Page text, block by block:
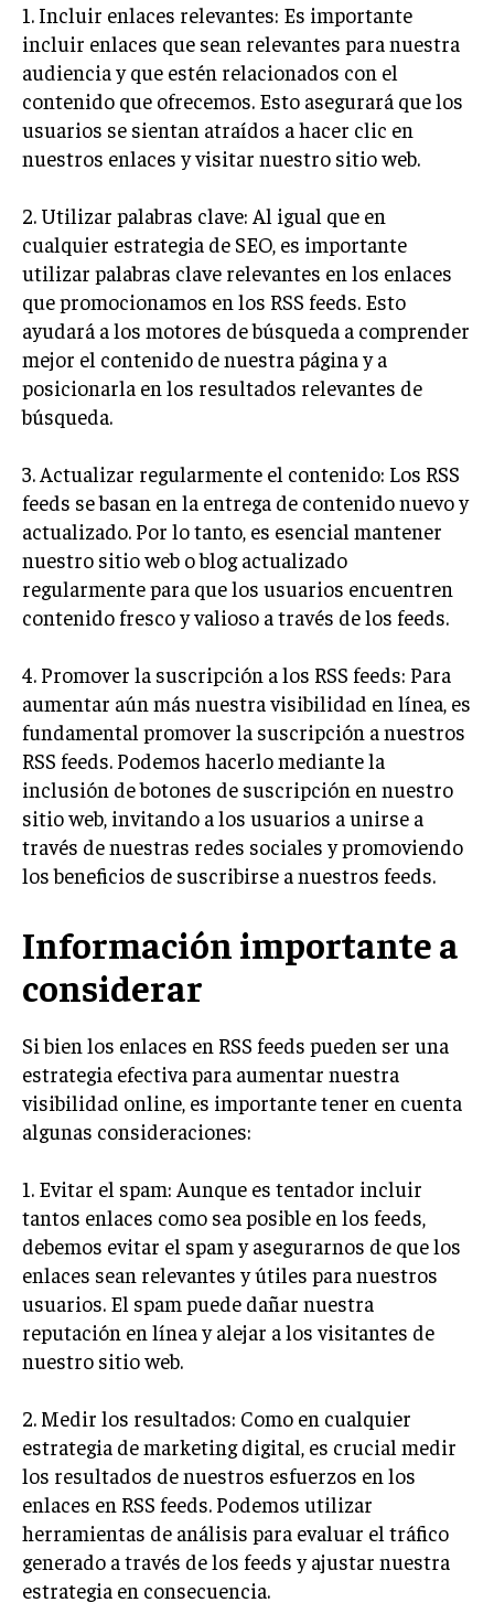
TECNOLOGIA
SOSTENIBILIDAD Y MEDIO AMBIENTE
GESTIÓN DE LA INNOVACIÓN TECNOLÓGICA
TRANSFORMACIÓN DIGITAL
INTELLIGENCE
CIBERSEGURIDAD EMPRESARIAL
ESTRATEGIA
EMPRESAS FAMILIARES Y SUCESIÓN
GESTIÓN DEL RIESGO EMPRESARIAL
NEGOCIACIÓN Y RESOLUCIÓN DE CONFLICTOS
ÉXITO EMPRESARIAL Y CASOS DE ESTUDIO
GOBIERNO CORPORATIVO
NEGOCIOS
ESTRATEGIAS DE NEGOCIOS
MARKETING B2C
FRANQUICIAS
MARKETING DE INFLUENCERS
E-COMMERCE
E-COMMERCE Y COMERCIO ELECTRÓNICO
GESTIÓN DE CRISIS EMPRESARIALES
EMPRESAS Y STARTUPS TECNOLÓGICAS
GESTIÓN DE LA EXPERIENCIA DEL CLIENTE
MÁS
PROYECTOS
GESTIÓN DE PROYECTOS
GESTIÓN DE OPERACIONES Y CADENA DE
SUMINISTRO
LOGÍSTICA EMPRESARIAL
CALIDAD Y MEJORA CONTINUA
TALENTOS
RECURSOS HUMANOS Y GESTIÓN DEL
COMPENSACIÓN Y BENEFICIOS
RECLUTAMIENTO Y SELECCIÓN
DESARROLLO DE PERSONAL
GESTIÓN DEL DESEMPEÑO
CULTURA Y CLIMA ORGANIZACIONAL
1. Incluir enlaces relevantes: Es importante
incluir enlaces que sean relevantes para nuestra
audiencia y que estén relacionados con el
contenido que ofrecemos. Esto asegurará que los
usuarios se sientan atraídos a hacer clic en
nuestros enlaces y visitar nuestro sitio web.
2. Utilizar palabras clave: Al igual que en
cualquier estrategia de SEO, es importante
utilizar palabras clave relevantes en los enlaces
que promocionamos en los RSS feeds. Esto
ayudará a los motores de búsqueda a comprender
mejor el contenido de nuestra página y a
posicionarla en los resultados relevantes de
búsqueda.
3. Actualizar regularmente el contenido: Los RSS
feeds se basan en la entrega de contenido nuevo y
actualizado. Por lo tanto, es esencial mantener
nuestro sitio web o blog actualizado
regularmente para que los usuarios encuentren
contenido fresco y valioso a través de los feeds.
4. Promover la suscripción a los RSS feeds: Para
aumentar aún más nuestra visibilidad en línea, es
fundamental promover la suscripción a nuestros
RSS feeds. Podemos hacerlo mediante la
inclusión de botones de suscripción en nuestro
sitio web, invitando a los usuarios a unirse a
través de nuestras redes sociales y promoviendo
los beneficios de suscribirse a nuestros feeds.
Información importante a
considerar
Si bien los enlaces en RSS feeds pueden ser una
estrategia efectiva para aumentar nuestra
visibilidad online, es importante tener en cuenta
algunas consideraciones:
1. Evitar el spam: Aunque es tentador incluir
tantos enlaces como sea posible en los feeds,
debemos evitar el spam y asegurarnos de que los
enlaces sean relevantes y útiles para nuestros
usuarios. El spam puede dañar nuestra
reputación en línea y alejar a los visitantes de
nuestro sitio web.
2. Medir los resultados: Como en cualquier
estrategia de marketing digital, es crucial medir
los resultados de nuestros esfuerzos en los
enlaces en RSS feeds. Podemos utilizar
herramientas de análisis para evaluar el tráfico
generado a través de los feeds y ajustar nuestra
estrategia en consecuencia.